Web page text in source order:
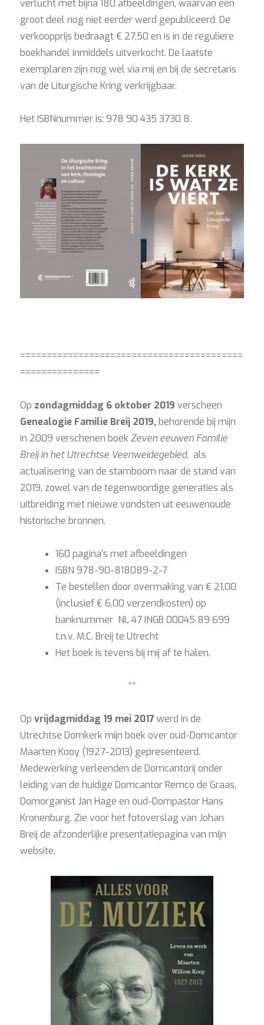
verlucht met bijna 180 afbeeldingen, waarvan een
groot deel nog niet eerder werd gepubliceerd. De
verkoopprijs bedraagt € 27,50 en is in de reguliere
boekhandel inmiddels uitverkocht. De laatste
exemplaren zijn nog wel via mij en bij de secretaris
van de Liturgische Kring verkrijgbaar.
Het ISBNnummer is: 978 90 435 3730 8.
==========================================
===============
Op zondagmiddag 6 oktober 2019verscheen
Genealogie Familie Breij 2019,behorende bij mijn
in 2009 verschenen boekZeven eeuwen Familie
Breij in het Utrechtse Veenweidegebied, als
actualisering van de stamboom naar de stand van
2019, zowel van de tegenwoordige generaties als
uitbreiding met nieuwe vondsten uit eeuwenoude
historische bronnen.
160 pagina’s met afbeeldingen
ISBN 978-90-818089-2-7
Te bestellen door overmaking van € 21,00
(inclusief € 6,00 verzendkosten) op
banknummer NL 47 INGB 00045 89 699
t.n.v. M.C. Breij te Utrecht
Het boek is tevens bij mij af te halen.
**
Op vrijdagmiddag 19 mei 2017werd in de
Utrechtse Domkerk mijn boek over oud-Domcantor
Maarten Kooy (1927-2013) gepresenteerd.
Medewerking verleenden de Domcantorij onder
leiding van de huidige Domcantor Remco de Graas,
Domorganist Jan Hage en oud-Dompastor Hans
Kronenburg. Zie voor het fotoverslag van Johan
Breij de afzonderlijke presentatiepagina van mijn
website.